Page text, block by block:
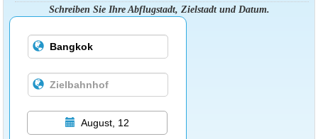
Schreiben Sie Ihre Abflugstadt, Zielstadt und Datum.
August, 12